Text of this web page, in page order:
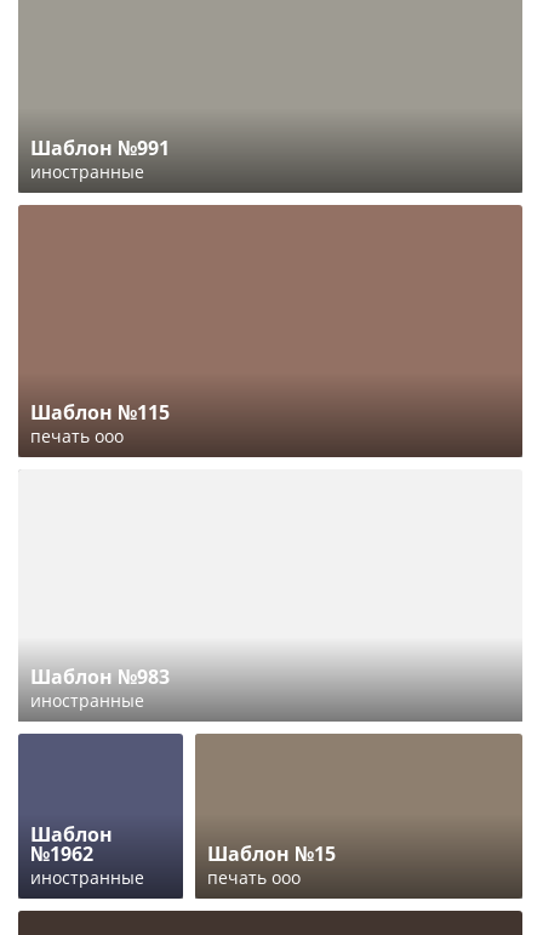
Шаблон №991
иностранные
Шаблон №115
печать ооо
Шаблон №983
иностранные
Шаблон
№1962
иностранные
Шаблон №15
печать ооо